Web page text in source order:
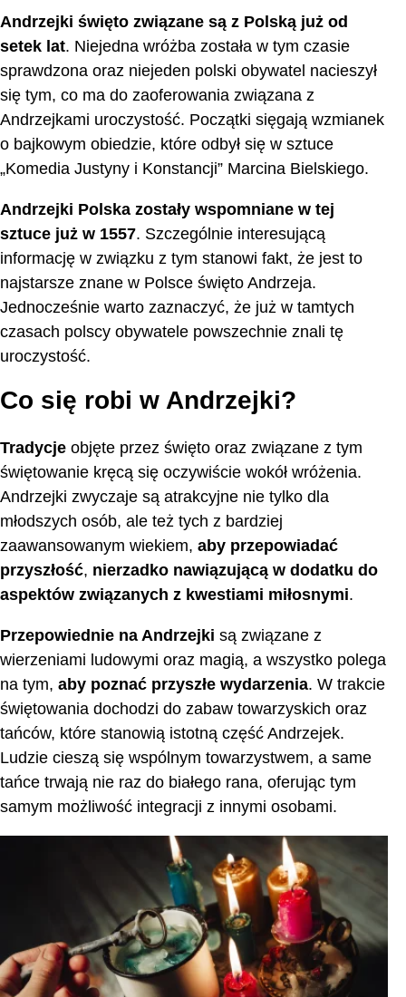
Andrzejki święto związane są z Polską już od
setek lat. Niejedna wróżba została w tym czasie
sprawdzona oraz niejeden polski obywatel nacieszył
się tym, co ma do zaoferowania związana z
Andrzejkami uroczystość. Początki sięgają wzmianek
o bajkowym obiedzie, które odbył się w sztuce
„Komedia Justyny i Konstancji” Marcina Bielskiego.
Andrzejki Polska zostały wspomniane w tej
sztuce już w 1557. Szczególnie interesującą
informację w związku z tym stanowi fakt, że jest to
najstarsze znane w Polsce święto Andrzeja.
Jednocześnie warto zaznaczyć, że już w tamtych
czasach polscy obywatele powszechnie znali tę
uroczystość.
Co się robi w Andrzejki?
Tradycje objęte przez święto oraz związane z tym
świętowanie kręcą się oczywiście wokół wróżenia.
Andrzejki zwyczaje są atrakcyjne nie tylko dla
młodszych osób, ale też tych z bardziej
zaawansowanym wiekiem, aby przepowiadać
przyszłość, nierzadko nawiązującą w dodatku do
aspektów związanych z kwestiami miłosnymi.
Przepowiednie na Andrzejki są związane z
wierzeniami ludowymi oraz magią, a wszystko polega
na tym, aby poznać przyszłe wydarzenia. W trakcie
świętowania dochodzi do zabaw towarzyskich oraz
tańców, które stanowią istotną część Andrzejek.
Ludzie cieszą się wspólnym towarzystwem, a same
tańce trwają nie raz do białego rana, oferując tym
samym możliwość integracji z innymi osobami.